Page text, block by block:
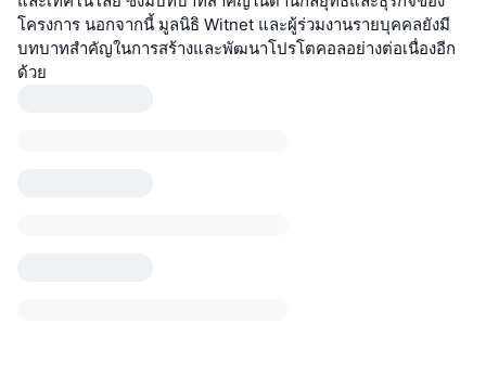
โครงการ นอกจากนี้ มูลนิธิ Witnet และผู้ร่วมงานรายบุคคลยังมี
บทบาทสำคัญในการสร้างและพัฒนาโปรโตคอลอย่างต่อเนื่องอีก
ด้วย